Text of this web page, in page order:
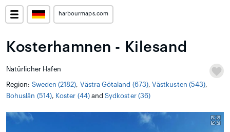
harbourmaps.com
Kosterhamnen - Kilesand
Natürlicher Hafen
Region: Sweden (2182), Västra Götaland (673),Västkusten (543),
Bohuslän (514), Koster (44)andSydkoster (36)